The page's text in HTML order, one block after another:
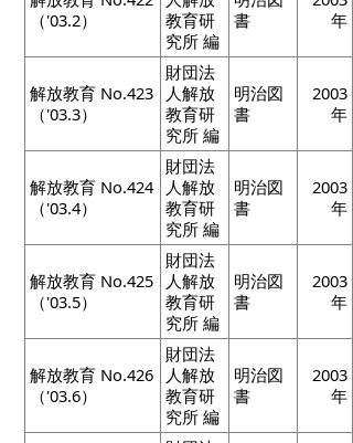
（'03.2）
教育研
究所 編
書
年
解放教育 No.423
（'03.3）
財団法
人解放
教育研
究所 編
明治図
書
2003
年
解放教育 No.424
（'03.4）
財団法
人解放
教育研
究所 編
明治図
書
2003
年
解放教育 No.425
（'03.5）
財団法
人解放
教育研
究所 編
明治図
書
2003
年
解放教育 No.426
（'03.6）
財団法
人解放
教育研
究所 編
明治図
書
2003
年